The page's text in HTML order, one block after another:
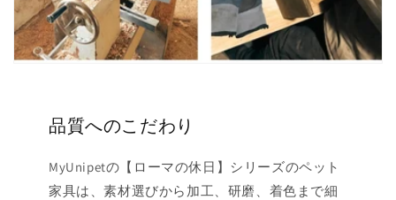
品質へのこだわり
MyUnipetの【ローマの休日】シリーズのペット
家具は、素材選びから加工、研磨、着色まで細